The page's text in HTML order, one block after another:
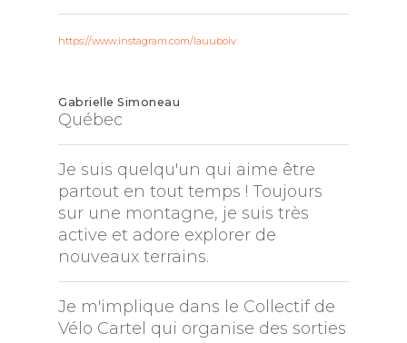
https://www.instagram.com/lauuboiv
Gabrielle Simoneau
Québec
Je suis quelqu'un qui aime être
partout en tout temps ! Toujours
sur une montagne, je suis très
active et adore explorer de
nouveaux terrains.
Je m'implique dans le Collectif de
Vélo Cartel qui organise des sorties